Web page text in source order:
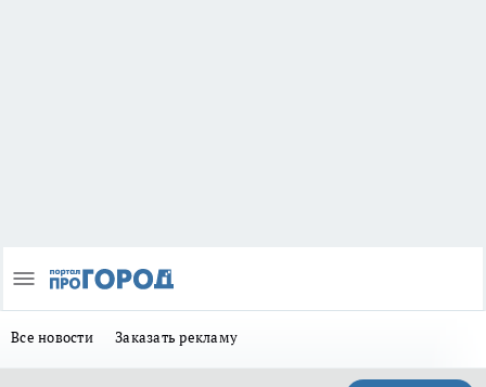
Все новости Заказать рекламу